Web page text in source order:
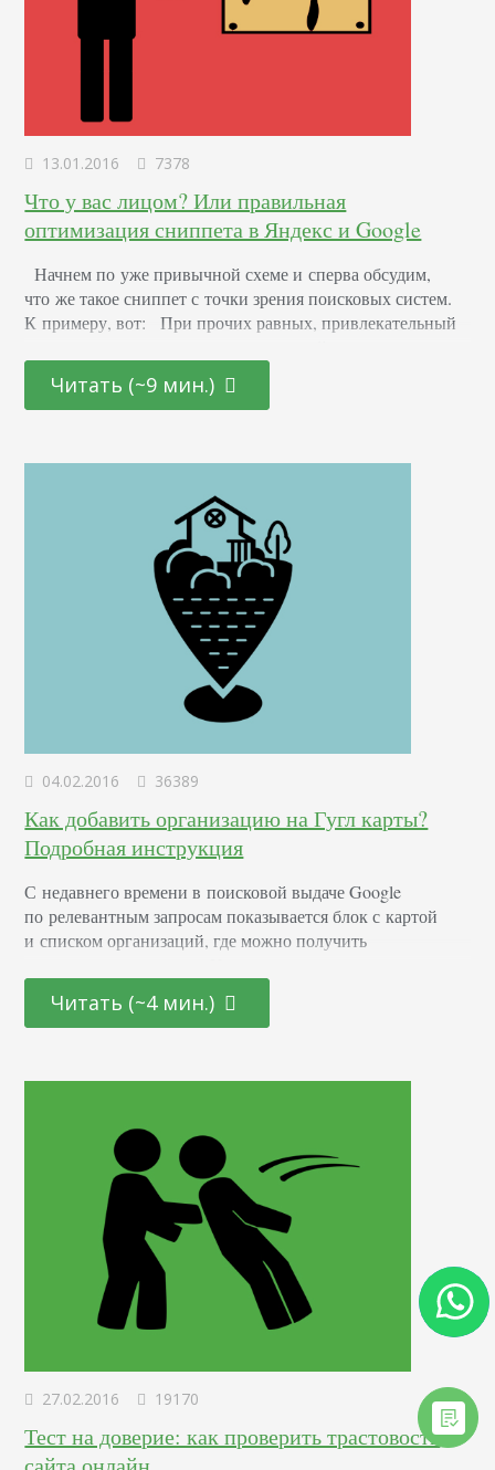
13.01.2016 7378
Что у вас лицом? Или правильная
оптимизация сниппета в Яндекс и Google
Начнем по уже привычной схеме и сперва обсудим,
что же такое сниппет с точки зрения поисковых систем.
К примеру, вот: При прочих равных, привлекательный
вперед в результатах поиска, но и повысит количество
переходов на вашу страницу. Это значит, что не стоит
Не ваш сверхклассный дизайн, не глубокомысленные
тексты и даже не качество…
Читать (~9 мин.)
04.02.2016 36389
Как добавить организацию на Гугл карты?
Подробная инструкция
С недавнего времени в поисковой выдаче Google
по релевантным запросам показывается блок с картой
и списком организаций, где можно получить
«пластиковые окна москва». Помимо расположения
офиса организации на карте мы можем узнать время
рядовые пользователи при поиске информации, особенно
в частности если необходимо найти конкретный объект,
находящийся недалеко.…
Читать (~4 мин.)
27.02.2016 19170
Тест на доверие: как проверить трастовость